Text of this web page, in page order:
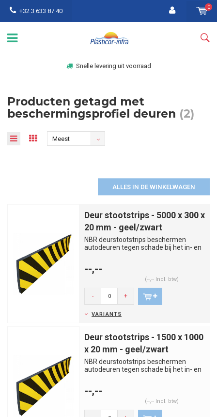
+32 3 633 87 40
0
Snelle levering uit voorraad
Producten getagd met
beschermingsprofiel deuren (2)
Meest
ALLES IN DE WINKELWAGEN
Deur stootstrips - 5000 x 300 x
20 mm - geel/zwart
NBR deurstootstrips beschermen
autodeuren tegen schade bij het in- en
--,--
(--,-- Incl. btw)
- +
VARIANTS
Deur stootstrips - 1500 x 1000
x 20 mm - geel/zwart
NBR deurstootstrips beschermen
autodeuren tegen schade bij het in- en
--,--
(--,-- Incl. btw)